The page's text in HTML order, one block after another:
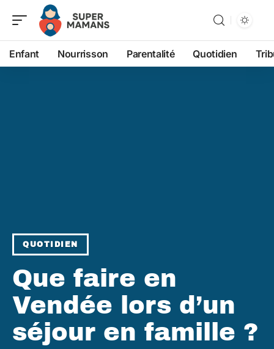
Enfant Nourrisson Parentalité Quotidien
QUOTIDIEN
Que faire en
Vendée lors d’un
séjour en famille ?